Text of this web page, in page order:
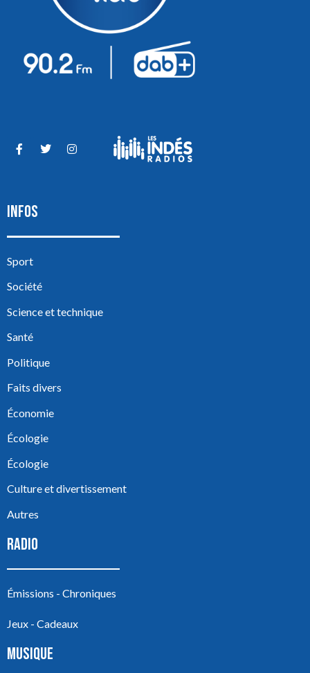
INFOS
Sport
Société
Science et technique
Santé
Politique
Faits divers
Économie
Écologie
Écologie
Culture et divertissement
Autres
RADIO
Émissions - Chroniques
Jeux - Cadeaux
MUSIQUE